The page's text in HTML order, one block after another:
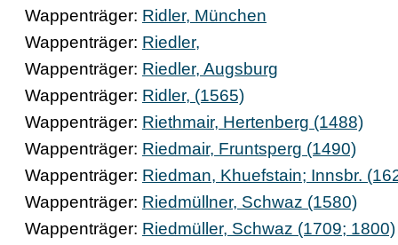
Wappenträger: Ridler, München
Wappenträger: Riedler,
Wappenträger: Riedler, Augsburg
Wappenträger: Ridler, (1565)
Wappenträger: Riethmair, Hertenberg (1488)
Wappenträger: Riedmair, Fruntsperg (1490)
Wappenträger: Riedman, Khuefstain; Innsbr.
Wappenträger: Riedmüllner, Schwaz (1580)
Wappenträger: Riedmüller, Schwaz (1709; 1800)